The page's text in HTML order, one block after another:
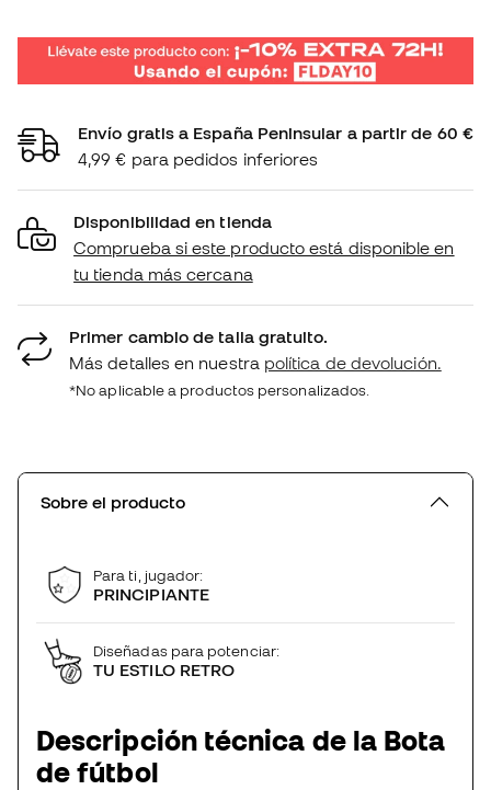
Envío gratis a España Peninsular a partir de 60 €
4,99 € para pedidos inferiores
Disponibilidad en tienda
Comprueba si este producto está disponible en
tu tienda más cercana
Primer cambio de talla gratuito.
Más detalles en nuestra política de devolución.
*No aplicable a productos personalizados.
Sobre el producto
Para ti, jugador:
PRINCIPIANTE
Diseñadas para potenciar:
TU ESTILO RETRO
Descripción técnica de la Bota
de fútbol